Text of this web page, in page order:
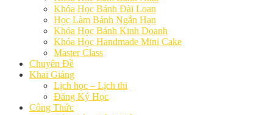
Khóa Học Bánh Đài Loan
Học Làm Bánh Ngắn Hạn
Khóa Học Bánh Kinh Doanh
Khóa Học Handmade Mini Cake
Master Class
Chuyên Đề
Khai Giảng
Lịch học – Lịch thi
Đăng Ký Học
Công Thức